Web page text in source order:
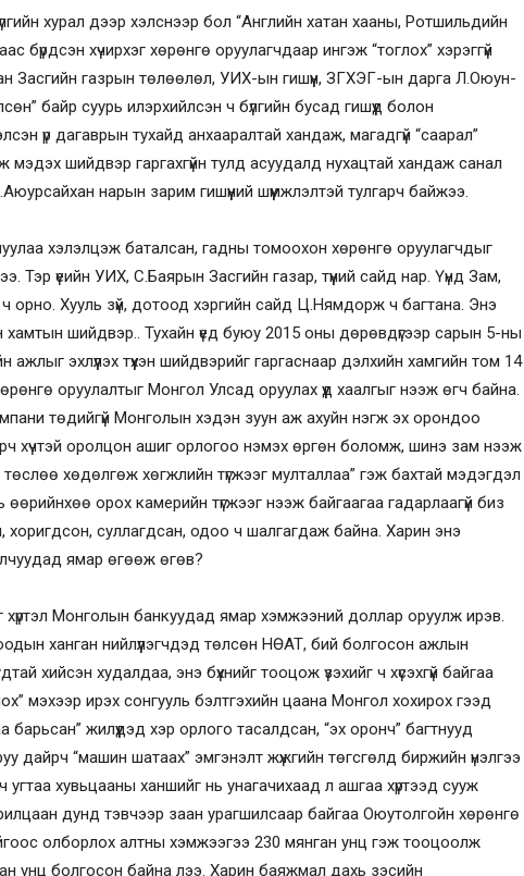
хурал дээр хэлснээр бол “Английн хатан хааны, Ротшильдийн
бүрдсэн хүчирхэг хөрөнгө оруулагчдаар ингэж “тоглох” хэрэггүй
Засгийн газрын төлөөлөл, УИХ-ын гишүүн, ЗГХЭГ-ын дарга Л.Оюун-
байр суурь илэрхийлсэн ч бүлгийн бусад гишүүд болон
үр дагаврын тухайд анхааралтай хандаж, магадгүй “саарал”
мэдэх шийдвэр гаргахгүйн тулд асуудалд нухацтай хандаж санал
нарын зарим гишүүний шүүмжлэлтэй тулгарч байжээ.
хэлэлцэж баталсан, гадны томоохон хөрөнгө оруулагчдыг
Тэр үеийн УИХ, С.Баярын Засгийн газар, түүний сайд нар. Үүнд Зам,
орно. Хууль зүй, дотоод хэргийн сайд Ц.Нямдорж ч багтана. Энэ
хамтын шийдвэр.. Тухайн үед буюу 2015 оны дөрөвдүгээр сарын 5-ны
эхлүүлэх түүхэн шийдвэрийг гаргаснаар дэлхийн хамгийн том 14
оруулалтыг Монгол Улсад оруулах үүд хаалгыг нээж өгч байна.
төдийгүй Монголын хэдэн зуун аж ахуйн нэгж эх орондоо
хүчтэй оролцон ашиг орлогоо нэмэх өргөн боломж, шинэ зам нээж
хөдөлгөж хөгжлийн түгжээг мулталлаа” гэж бахтай мэдэгдэл
орох камерийн түгжээг нээж байгаагаа гадарлаагүй биз
хоригдсон, суллагдсан, одоо ч шалгагдаж байна. Харин энэ
ямар өгөөж өгөв?
Монголын банкуудад ямар хэмжээний доллар оруулж ирэв.
ханган нийлүүлэгчдэд төлсөн НӨАТ, бий болгосон ажлын
хийсэн худалдаа, энэ бүхнийг тооцож үзэхийг ч хүсэхгүй байгаа
мэхээр ирэх сонгууль бэлтгэхийн цаана Монгол хохирох гээд
жилүүдэд хэр орлого тасалдсан, “эх оронч” багтнууд
дайрч “машин шатаах” эмгэнэлт жүжгийн төгсгөлд биржийн үнэлгээ
угтаа хувьцааны ханшийг нь унагачихаад л ашгаа хүртээд сууж
дунд тэвчээр заан урагшилсаар байгаа Оюутолгойн хөрөнгө
олборлох алтны хэмжээгээ 230 мянган унц гэж тооцоолж
унц болгосон байна лээ. Харин баяжмал дахь зэсийн